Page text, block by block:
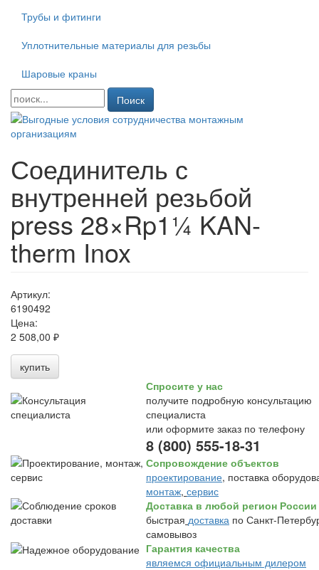
Трубы и фитинги
Уплотнительные материалы для резьбы
Шаровые краны
Поиск
Соединитель с
внутренней резьбой
press 28×Rp1¼ KAN-
therm Inox
Артикул:
6190492
Цена:
2 508,00 ₽
купить
Спросите у нас
получите подробную консультацию
специалиста
или оформите заказ по телефону
8 (800) 555-18-31
Сопровождение объектов
проектирование, поставка
монтаж, сервис
Доставка в любой регион России
быстрая доставка по Санкт-
самовывоз
Гарантия качества
являемся официальным дилером